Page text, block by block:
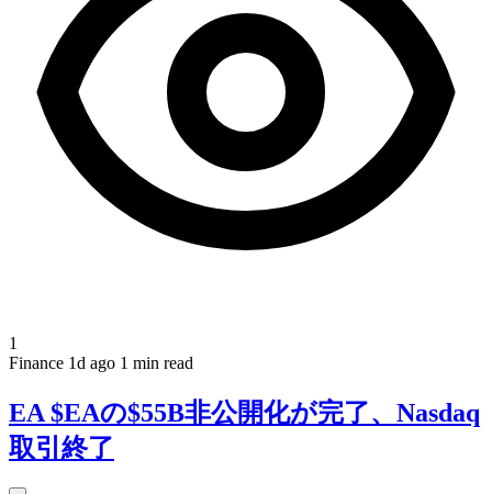
1
Finance 1d ago 1 min read
EA $EAの$55B非公開化が完了、Nasdaq
取引終了